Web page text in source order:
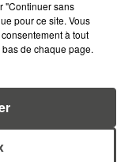
COÛTE 25 %
Y A CINQ ANS,
MARQUES QUI
RAPPORT...
"Continuer sans
pour ce site. Vous
à tout
de chaque page.